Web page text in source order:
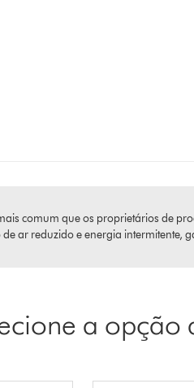
comum que os proprietários de
de ar reduzido e energia intermitente,
a